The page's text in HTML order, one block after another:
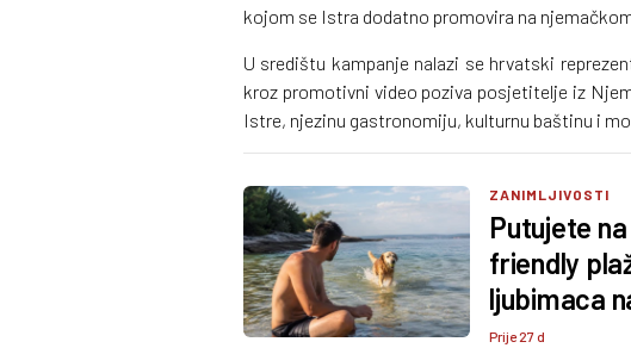
kojom se Istra dodatno promovira na
U središtu kampanje nalazi se hrvatski
kroz promotivni video poziva posjetitelje iz
Istre, njezinu gastronomiju, kulturnu baštinu i
ZANIMLJIVOSTI
Putujete
friendly
ljubimaca
Prije 27 d